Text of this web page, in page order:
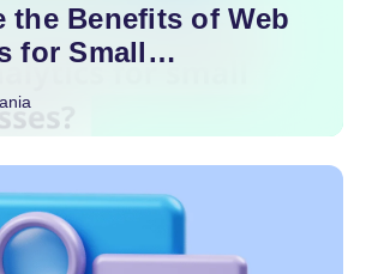
the Benefits of Web
for Small